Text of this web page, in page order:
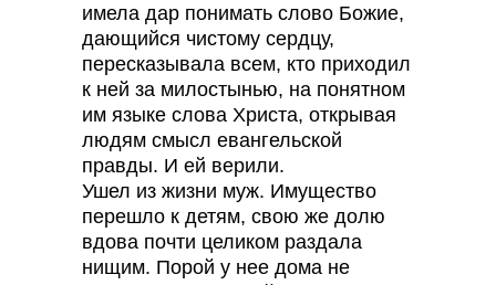
имела дар понимать слово Божие,
дающийся чистому сердцу,
пересказывала всем, кто приходил
к ней за милостынью, на понятном
им языке слова Христа, открывая
людям смысл евангельской
правды. И ей верили.
Ушел из жизни муж. Имущество
перешло к детям, свою же долю
вдова почти целиком раздала
нищим. Порой у нее дома не